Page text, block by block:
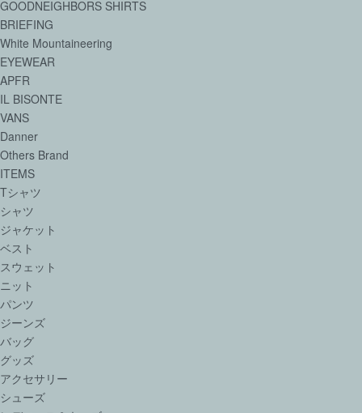
GOODNEIGHBORS SHIRTS
BRIEFING
White Mountaineering
EYEWEAR
APFR
IL BISONTE
VANS
Danner
Others Brand
ITEMS
Tシャツ
シャツ
ジャケット
ベスト
スウェット
ニット
パンツ
ジーンズ
バッグ
グッズ
アクセサリー
シューズ